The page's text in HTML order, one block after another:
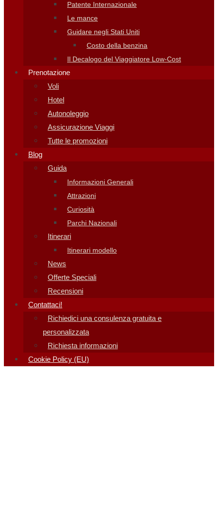
Patente Internazionale
Le mance
Guidare negli Stati Uniti
Costo della benzina
Il Decalogo del Viaggiatore Low-Cost
Prenotazione
Voli
Hotel
Autonoleggio
Assicurazione Viaggi
Tutte le promozioni
Blog
Guida
Informazioni Generali
Attrazioni
Curiosità
Parchi Nazionali
Itinerari
Itinerari modello
News
Offerte Speciali
Recensioni
Contattaci!
Richiedici una consulenza gratuita e
personalizzata
Richiesta informazioni
Cookie Policy (EU)